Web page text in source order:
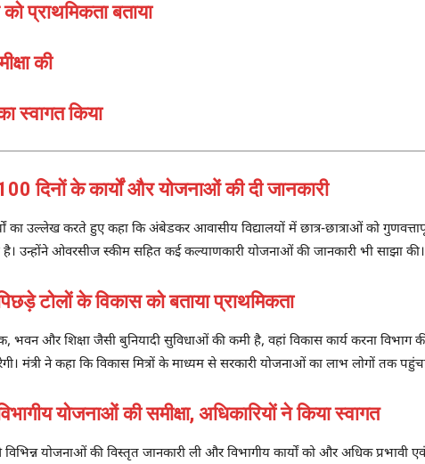
प्राथमिकता बताया
की
स्वागत किया
के कार्यों और योजनाओं की दी जानकारी
का उल्लेख करते हुए कहा कि अंबेडकर आवासीय विद्यालयों में छात्र-छात्राओं को
है। उन्होंने ओवरसीज स्कीम सहित कई कल्याणकारी योजनाओं की जानकारी भी साझा की।
टोलों के विकास को बताया प्राथमिकता
और शिक्षा जैसी बुनियादी सुविधाओं की कमी है, वहां विकास कार्य करना विभाग की
मंत्री ने कहा कि विकास मित्रों के माध्यम से सरकारी योजनाओं का लाभ लोगों तक
योजनाओं की समीक्षा, अधिकारियों ने किया स्वागत
से विभिन्न योजनाओं की विस्तृत जानकारी ली और विभागीय कार्यों को और अधिक